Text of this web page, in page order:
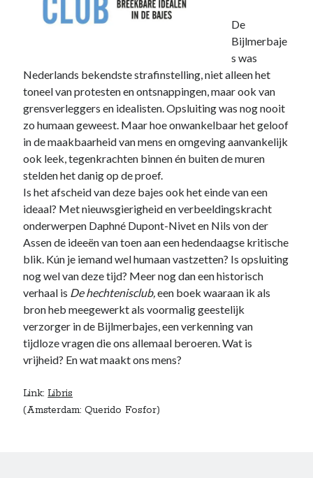
De
Bijlmerbaje
s was
Nederlands bekendste strafinstelling, niet alleen het
toneel van protesten en ontsnappingen, maar ook van
grensverleggers en idealisten. Opsluiting was nog nooit
zo humaan geweest. Maar hoe onwankelbaar het geloof
in de maakbaarheid van mens en omgeving aanvankelijk
ook leek, tegenkrachten binnen én buiten de muren
stelden het danig op de proef.
Is het afscheid van deze bajes ook het einde van een
ideaal? Met nieuwsgierigheid en verbeeldingskracht
onderwerpen Daphné Dupont-Nivet en Nils von der
Assen de ideeën van toen aan een hedendaagse kritische
blik. Kún je iemand wel humaan vastzetten? Is opsluiting
nog wel van deze tijd? Meer nog dan een historisch
verhaal is De hechtenisclub,een boek waaraan ik als
bron heb meegewerkt als voormalig geestelijk
verzorger in de Bijlmerbajes, een verkenning van
tijdloze vragen die ons allemaal beroeren. Wat is
vrijheid? En wat maakt ons mens?
Link: Libris
(Amsterdam: Querido Fosfor)